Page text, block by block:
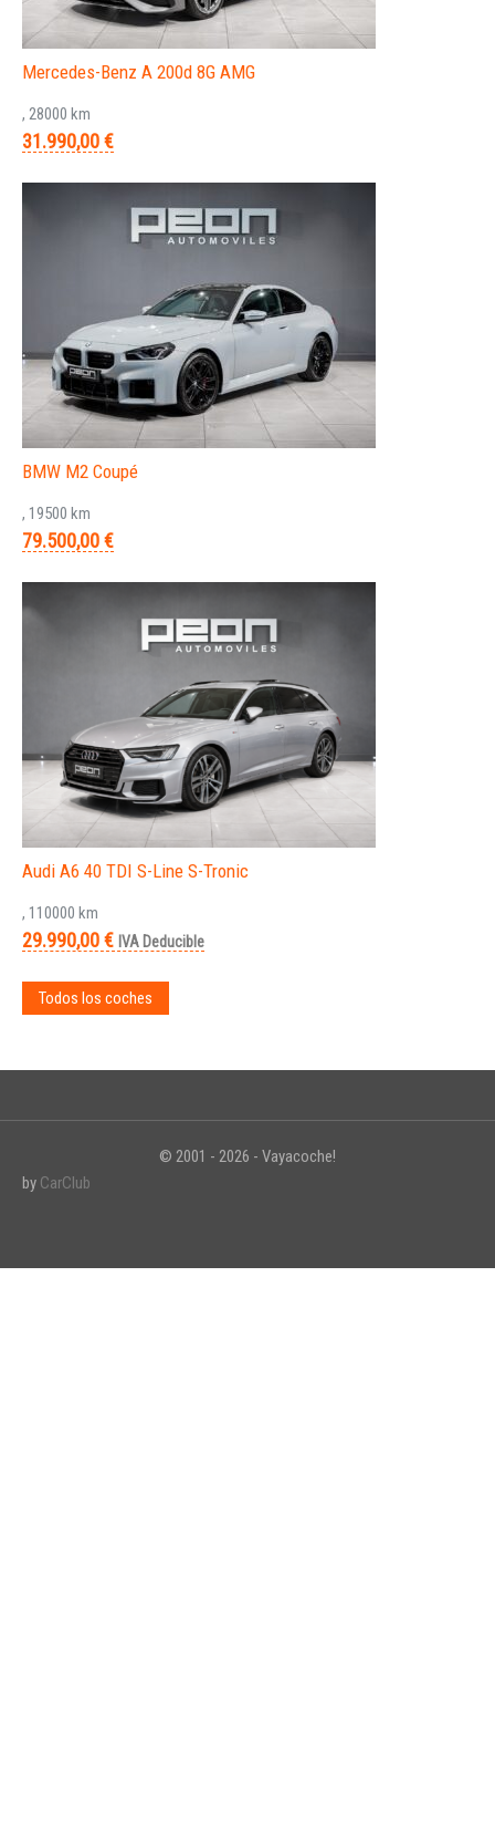
Mercedes-Benz A 200d 8G AMG
, 28000 km
31.990,00 €
BMW M2 Coupé
, 19500 km
79.500,00 €
Audi A6 40 TDI S-Line S-Tronic
, 110000 km
29.990,00 € IVA Deducible
Todos los coches
© 2001 - 2026 - Vayacoche!
by CarClub